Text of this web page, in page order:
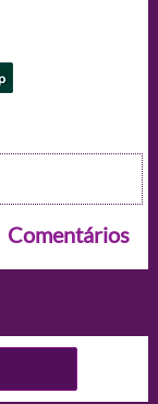
Comentários